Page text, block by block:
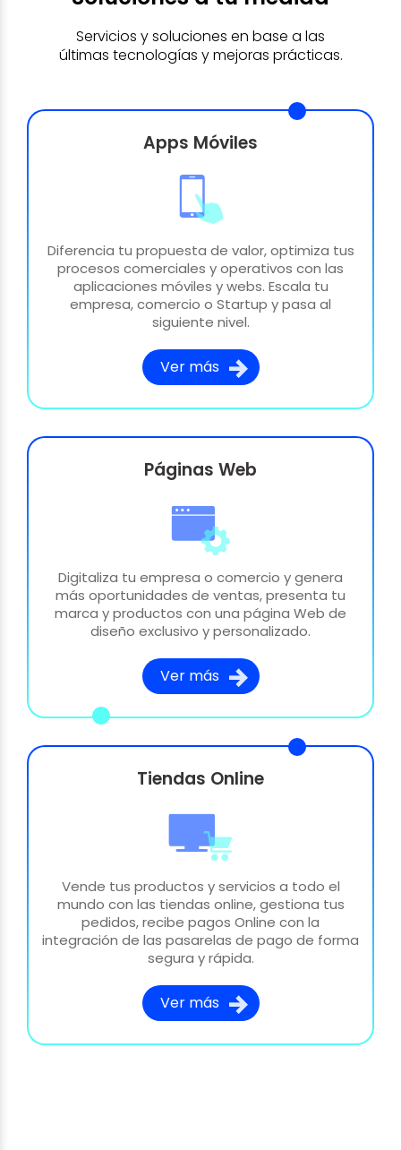
Servicios y soluciones en base a las
últimas tecnologías y mejoras prácticas.
Apps Móviles
Diferencia tu propuesta de valor, optimiza tus
procesos comerciales y operativos con las
aplicaciones móviles y webs. Escala tu
empresa, comercio o Startup y pasa al
siguiente nivel.
Ver más
Páginas Web
Digitaliza tu empresa o comercio y genera
más oportunidades de ventas, presenta tu
marca y productos con una página Web de
diseño exclusivo y personalizado.
Ver más
Tiendas Online
Vende tus productos y servicios a todo el
mundo con las tiendas online, gestiona tus
pedidos, recibe pagos Online con la
integración de las pasarelas de pago de forma
segura y rápida.
Ver más